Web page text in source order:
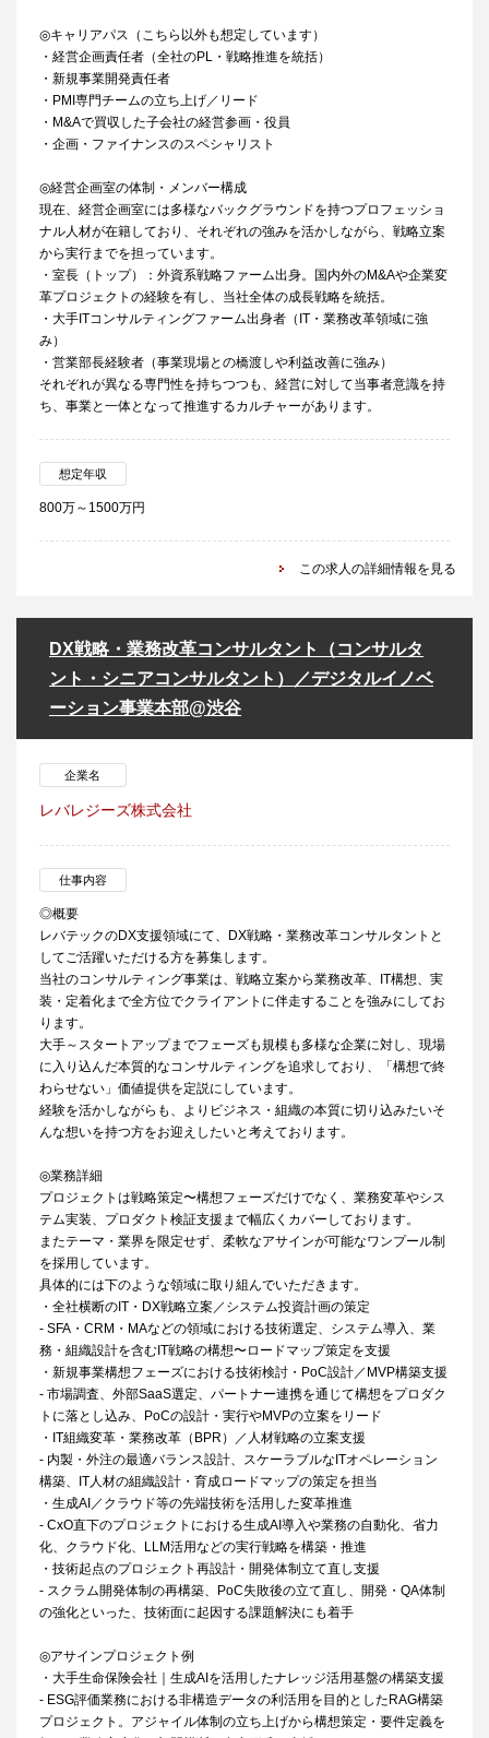
◎キャリアパス（こちら以外も想定しています）
・経営企画責任者（全社のPL・戦略推進を統括）
・新規事業開発責任者
・PMI専門チームの立ち上げ／リード
・M&Aで買収した子会社の経営参画・役員
・企画・ファイナンスのスペシャリスト
◎経営企画室の体制・メンバー構成
現在、経営企画室には多様なバックグラウンドを持つプロフェッショ
ナル人材が在籍しており、それぞれの強みを活かしながら、戦略立案
から実行までを担っています。
・室長（トップ）：外資系戦略ファーム出身。国内外のM&Aや企業変
革プロジェクトの経験を有し、当社全体の成長戦略を統括。
・大手ITコンサルティングファーム出身者（IT・業務改革領域に強
み）
・営業部長経験者（事業現場との橋渡しや利益改善に強み）
それぞれが異なる専門性を持ちつつも、経営に対して当事者意識を持
ち、事業と一体となって推進するカルチャーがあります。
想定年収
800万～1500万円
この求人の詳細情報を見る
DX戦略・業務改革コンサルタント（コンサルタ
ント・シニアコンサルタント）／デジタルイノベ
ーション事業本部@渋谷
企業名
レバレジーズ株式会社
仕事内容
◎概要
レバテックのDX支援領域にて、DX戦略・業務改革コンサルタントと
してご活躍いただける方を募集します。
当社のコンサルティング事業は、戦略立案から業務改革、IT構想、実
装・定着化まで全方位でクライアントに伴走することを強みにしてお
ります。
大手～スタートアップまでフェーズも規模も多様な企業に対し、現場
に入り込んだ本質的なコンサルティングを追求しており、「構想で終
わらせない」価値提供を定説にしています。
経験を活かしながらも、よりビジネス・組織の本質に切り込みたいそ
んな想いを持つ方をお迎えしたいと考えております。
◎業務詳細
プロジェクトは戦略策定〜構想フェーズだけでなく、業務変革やシス
テム実装、プロダクト検証支援まで幅広くカバーしております。
またテーマ・業界を限定せず、柔軟なアサインが可能なワンプール制
を採用しています。
具体的には下のような領域に取り組んでいただきます。
・全社横断のIT・DX戦略立案／システム投資計画の策定
- SFA・CRM・MAなどの領域における技術選定、システム導入、業
務・組織設計を含むIT戦略の構想〜ロードマップ策定を支援
・新規事業構想フェーズにおける技術検討・PoC設計／MVP構築支援
- 市場調査、外部SaaS選定、パートナー連携を通じて構想をプロダク
トに落とし込み、PoCの設計・実行やMVPの立案をリード
・IT組織変革・業務改革（BPR）／人材戦略の立案支援
- 内製・外注の最適バランス設計、スケーラブルなITオペレーション
構築、IT人材の組織設計・育成ロードマップの策定を担当
・生成AI／クラウド等の先端技術を活用した変革推進
- CxO直下のプロジェクトにおける生成AI導入や業務の自動化、省力
化、クラウド化、LLM活用などの実行戦略を構築・推進
・技術起点のプロジェクト再設計・開発体制立て直し支援
- スクラム開発体制の再構築、PoC失敗後の立て直し、開発・QA体制
の強化といった、技術面に起因する課題解決にも着手
◎アサインプロジェクト例
・大手生命保険会社｜生成AIを活用したナレッジ活用基盤の構築支援
- ESG評価業務における非構造データの利活用を目的としたRAG構築
プロジェクト。アジャイル体制の立ち上げから構想策定・要件定義を